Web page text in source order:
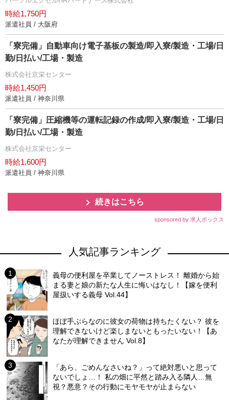
時給1,750円
派遣社員 / 大阪府
「寮完備」自動車向け電子基板の製造/即入寮/製造・工場/日
勤/日払い/工場・製造
株式会社京栄センター
時給1,450円
派遣社員 / 神奈川県
「寮完備」圧縮機等の運転記録の作成/即入寮/製造・工場/日
勤/日払い/工場・製造
株式会社京栄センター
時給1,600円
派遣社員 / 神奈川県
続きはこちら
sponsored by 求人ボックス
人気記事ランキング
義母の便利屋を卒業してノーストレス！ 離婚から始
まる妻と娘の新たな人生に悔いはなし！【嫁を便利
屋扱いする義母 Vol.44】
ほぼ手ぶらなのに彼女の荷物は持ちたくない？ 彼を
理解できないけど楽しまないともったいない！【あ
なたが理解できません Vol.8】
「あら、ごめんなさいね？」って絶対悪いと思って
ないでしょ…！ 私の畑に平然と踏み入る隣人…無
視？悪意？その行動にモヤモヤが止まらない